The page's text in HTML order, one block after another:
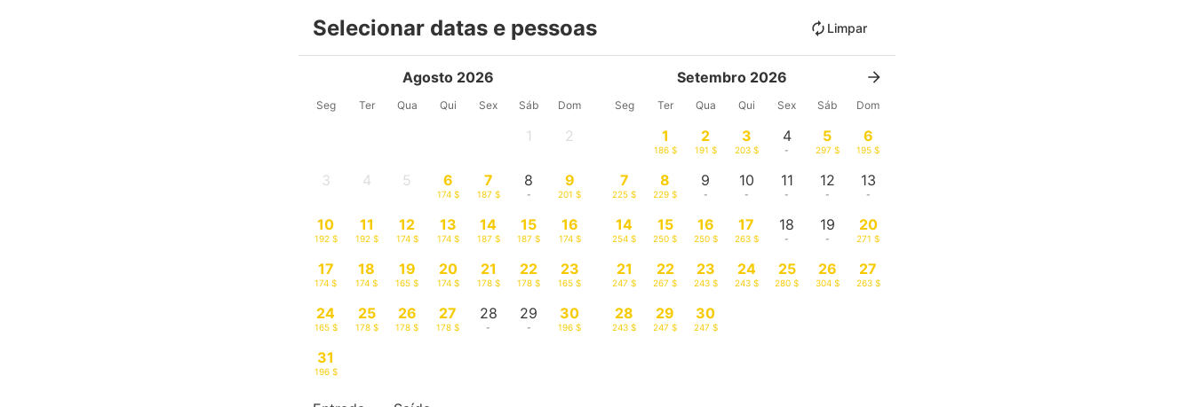
Selecionar datas e pessoas Limpar
Agosto 2026
Seg Ter Qua Qui Sex Sáb Dom
1 2
3 4 5 6
174 $
7
187 $
8
-
9
201 $
10
192 $
11
192 $
12
174 $
13
174 $
14
187 $
15
187 $
16
174 $
17
174 $
18
174 $
19
165 $
20
174 $
21
178 $
22
178 $
23
165 $
24
165 $
25
178 $
26
178 $
27
178 $
28
-
29
-
30
196 $
31
196 $
Setembro 2026
Seg Ter Qua Qui Sex Sáb Dom
1
186 $
2
191 $
3
203 $
4
-
5
297 $
6
195 $
7
225 $
8
229 $
9
-
10
-
11
-
12
-
13
-
14
254 $
15
250 $
16
250 $
17
263 $
18
-
19
-
20
271 $
21
247 $
22
267 $
23
243 $
24
243 $
25
280 $
26
304 $
27
263 $
28
243 $
29
247 $
30
247 $